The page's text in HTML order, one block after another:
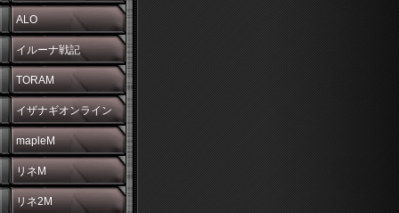
ALO
イルーナ戦記
TORAM
イザナギオンライン
mapleM
リネM
リネ2M